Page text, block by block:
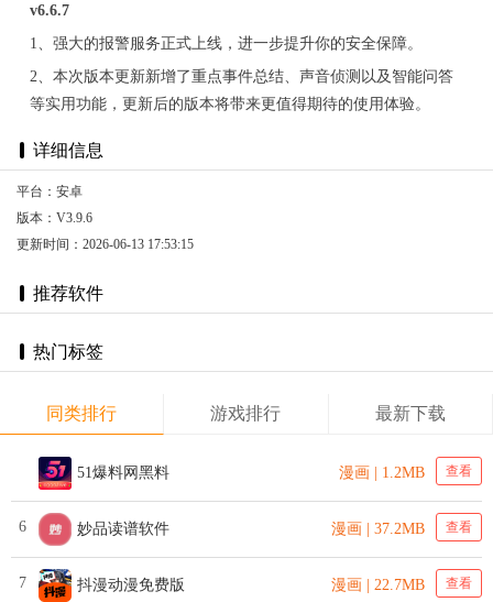
v6.6.7
1、强大的报警服务正式上线，进一步提升你的安全保障。
2、本次版本更新新增了重点事件总结、声音侦测以及智能问答
等实用功能，更新后的版本将带来更值得期待的使用体验。
详细信息
平台：安卓
版本：V3.9.6
更新时间：2026-06-13 17:53:15
推荐软件
热门标签
同类排行 游戏排行 最新下载
51爆料网黑料 漫画 | 1.2MB 查看
6 妙品读谱软件 漫画 | 37.2MB 查看
7 抖漫动漫免费版 漫画 | 22.7MB 查看